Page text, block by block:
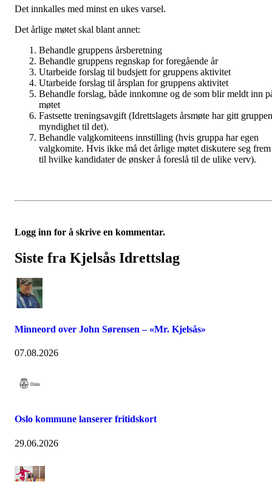
Det innkalles med minst en ukes varsel.
Det årlige møtet skal blant annet:
Behandle gruppens årsberetning
Behandle gruppens regnskap for foregående år
Utarbeide forslag til budsjett for gruppens aktivitet
Utarbeide forslag til årsplan for gruppens aktivitet
Behandle forslag, både innkomne og de som blir meldt inn
møtet
Fastsette treningsavgift (Idrettslagets årsmøte har gitt
myndighet til det).
Behandle valgkomiteens innstilling (hvis gruppa har egen
valgkomite. Hvis ikke må det årlige møtet diskutere seg frem
til hvilke kandidater de ønsker å foreslå til de ulike verv).
Logg inn for å skrive en kommentar.
Siste fra Kjelsås Idrettslag
Minneord over John Sørensen – «Mr. Kjelsås»
07.08.2026
Oslo kommune lanserer fritidskort
29.06.2026